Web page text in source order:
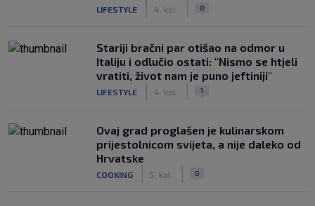
LIFESTYLE 4. kol. 0
Stariji bračni par otišao na odmor u
Italiju i odlučio ostati: "Nismo se htjeli
vratiti, život nam je puno jeftiniji"
LIFESTYLE 4. kol. 1
Ovaj grad proglašen je kulinarskom
prijestolnicom svijeta, a nije daleko od
Hrvatske
COOKING 5. kol. 0